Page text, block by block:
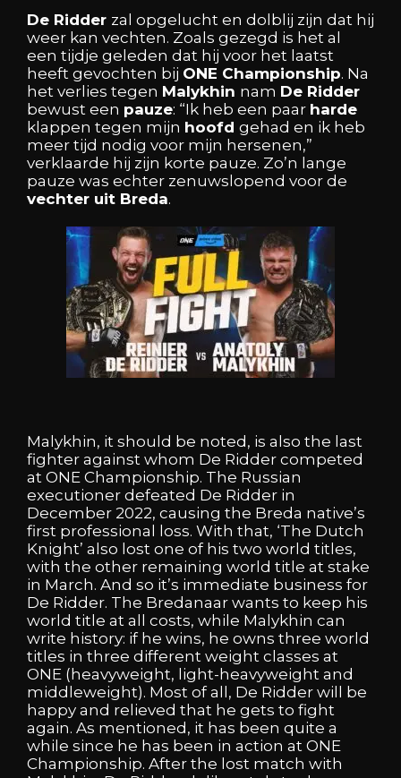
De Ridder zal opgelucht en dolblij zijn dat hij
weer kan vechten. Zoals gezegd is het al
een tijdje geleden dat hij voor het laatst
heeft gevochten bij ONE Championship. Na
het verlies tegen Malykhin nam De Ridder
bewust een pauze: “Ik heb een paar harde
klappen tegen mijn hoofd gehad en ik heb
meer tijd nodig voor mijn hersenen,”
verklaarde hij zijn korte pauze. Zo’n lange
pauze was echter zenuwslopend voor de
vechter uit Breda.
Malykhin, it should be noted, is also the last
fighter against whom De Ridder competed
at ONE Championship. The Russian
executioner defeated De Ridder in
December 2022, causing the Breda native’s
first professional loss. With that, ‘The Dutch
Knight’ also lost one of his two world titles,
with the other remaining world title at stake
in March. And so it’s immediate business for
De Ridder. The Bredanaar wants to keep his
world title at all costs, while Malykhin can
write history: if he wins, he owns three world
titles in three different weight classes at
ONE (heavyweight, light-heavyweight and
middleweight). Most ofall, De Ridder will be
happy and relieved that he gets to fight
again. As mentioned, it has been quite a
while since he has been in action at ONE
Championship. After the lost match with